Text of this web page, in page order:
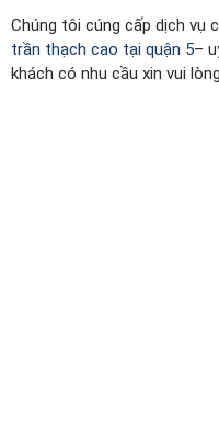
Chúng tôi cúng cấp dịch vụ
trần thạch cao tại quận 5–
khách có nhu cầu xin vui